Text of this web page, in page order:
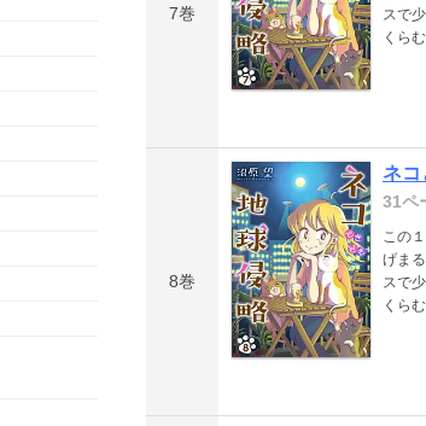
7巻
スで
くら
8巻
ネコ
31ペ
この
げま
スで
くら